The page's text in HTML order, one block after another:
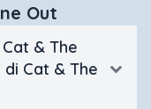
Out
& The
Cat & The